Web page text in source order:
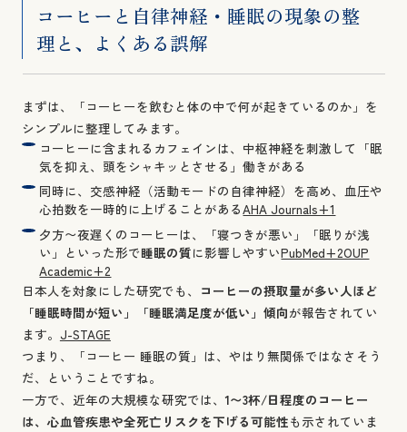
コーヒーと自律神経・睡眠の現象の整
理と、よくある誤解
まずは、「コーヒーを飲むと体の中で何が起きているのか」を
シンプルに整理してみます。
コーヒーに含まれるカフェインは、中枢神経を刺激して「眠
気を抑え、頭をシャキッとさせる」働きがある
同時に、交感神経（活動モードの自律神経）を高め、血圧や
心拍数を一時的に上げることがあるAHA Journals+1
夕方〜夜遅くのコーヒーは、「寝つきが悪い」「眠りが浅
い」といった形で睡眠の質に影響しやすいPubMed+2OUP
Academic+2
日本人を対象にした研究でも、 コーヒーの摂取量が多い人ほど
「睡眠時間が短い」「睡眠満足度が低い」傾向が報告されてい
ます。 J-STAGE
つまり、「コーヒー 睡眠の質」は、やはり無関係ではなさそう
だ、ということですね。
一方で、近年の大規模な研究では、1〜3杯/日程度のコーヒー
は、心血管疾患や全死亡リスクを下げる可能性も示されていま